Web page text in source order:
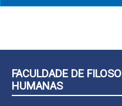
FACULDADE DE
HUMANAS